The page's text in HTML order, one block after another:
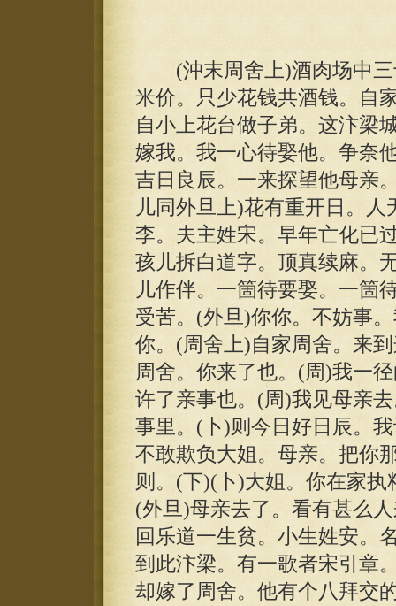
(沖末周舍上)酒肉场中三
米价。只少花钱共酒钱。自
自小上花台做子弟。这汴梁
嫁我。我一心待娶他。争奈
吉日良辰。一来探望他母亲
儿同外旦上)花有重开日。
李。夫主姓宋。早年亡化已
孩儿拆白道字。顶真续麻。
儿作伴。一箇待要娶。一箇
受苦。(外旦)你你。不妨事
你。(周舍上)自家周舍。来
周舍。你来了也。(周)我一
许了亲事也。(周)我见母亲
事里。(卜)则今日好日辰。
不敢欺负大姐。母亲。把你
则。(下)(卜)大姐。你在家
(外旦)母亲去了。看有甚么
回乐道一生贫。小生姓安。
到此汴梁。有一歌者宋引章
却嫁了周舍。他有个八拜交